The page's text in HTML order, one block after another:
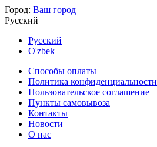
Город: Ваш город
Русский
Русский
O'zbek
Способы оплаты
Политика конфиденциальности
Пользовательское соглашение
Пункты самовывоза
Контакты
Новости
О нас